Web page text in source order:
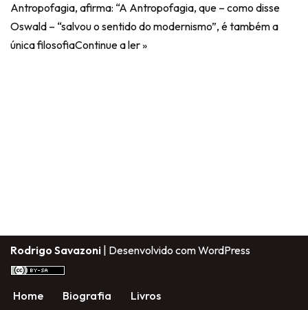
Antropofagia, afirma: “A Antropofagia, que – como disse
Oswald – “salvou o sentido do modernismo”, é também a
única filosofiaContinue a ler »
Rodrigo Savazoni | Desenvolvido comWordPress
Home Biografia Livros